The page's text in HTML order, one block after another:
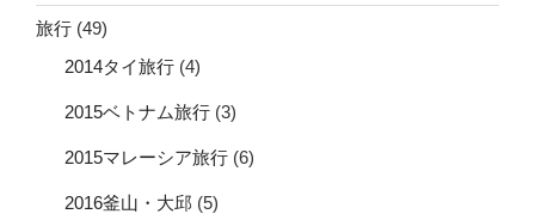
旅行 (49)
2014タイ旅行 (4)
2015ベトナム旅行 (3)
2015マレーシア旅行 (6)
2016釜山・大邱 (5)